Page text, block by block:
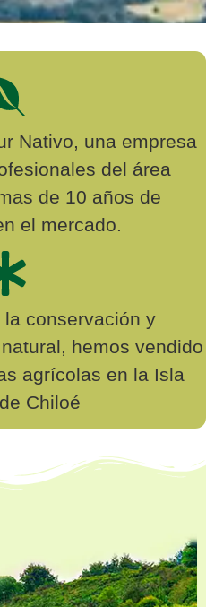
Nativo, una empresa
del área
de 10 años de
el mercado.
conservación y
hemos vendido
agrícolas en la Isla
Chiloé